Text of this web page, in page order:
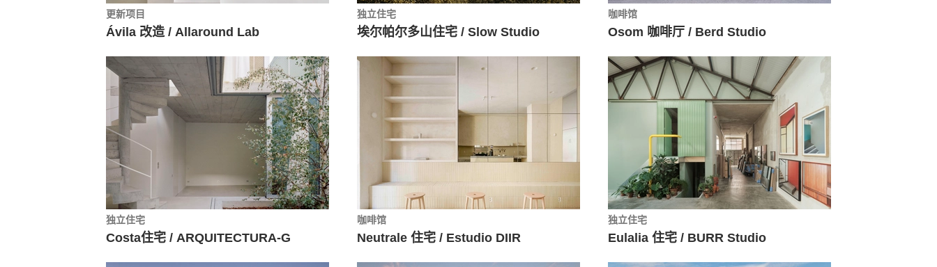
更新项目
Ávila 改造 / Allaround Lab
独立住宅
埃尔帕尔多山住宅 / Slow Studio
咖啡馆
Osom 咖啡厅 / Berd Studio
独立住宅
Costa住宅 / ARQUITECTURA-G
咖啡馆
Neutrale 住宅 / Estudio DIIR
独立住宅
Eulalia 住宅 / BURR Studio